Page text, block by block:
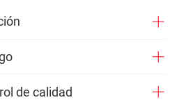
de calidad